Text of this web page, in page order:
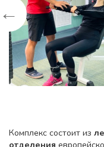
←
Комплекс состоит из